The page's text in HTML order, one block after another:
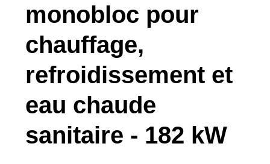
monobloc pour
chauffage,
refroidissement et
eau chaude
sanitaire - 182 kW